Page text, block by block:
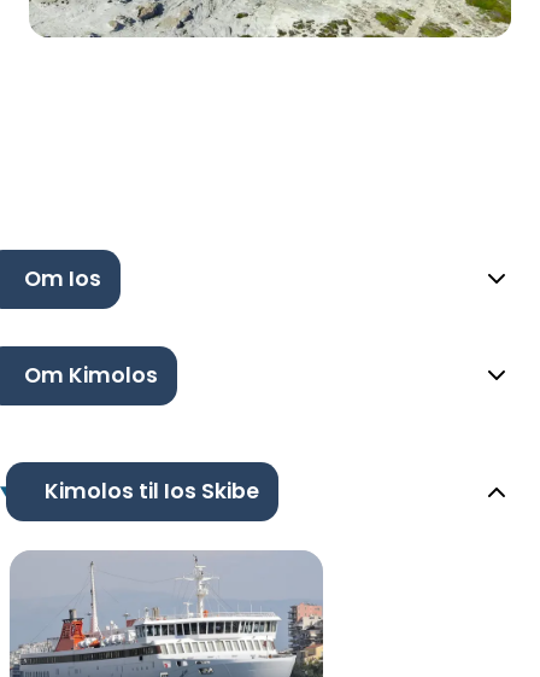
Om Ios
Om Kimolos
Kimolos til Ios Skibe